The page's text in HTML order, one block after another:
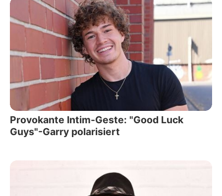
Provokante Intim-Geste: "Good Luck
Guys"-Garry polarisiert